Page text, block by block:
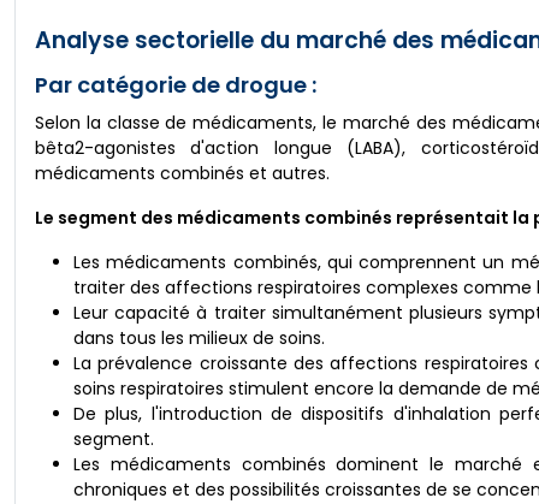
Analyse sectorielle du marché des
Par catégorie de drogue :
Selon la classe de médicaments, le marché des
bêta2-agonistes d'action longue (LABA),
médicaments combinés et autres.
Le segment des médicaments combinés représentait la
Les médicaments combinés, qui comprennent un
traiter des affections respiratoires complexes comme
Leur capacité à traiter simultanément plusieurs
dans tous les milieux de soins.
La prévalence croissante des affections
soins respiratoires stimulent encore la demande de
De plus, l'introduction de dispositifs d'inhalation
segment.
Les médicaments combinés dominent le
chroniques et des possibilités croissantes de se